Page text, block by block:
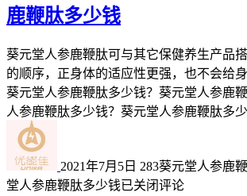
鹿鞭肽多少钱
葵元堂人参鹿鞭肽可与其它保健养生产品
的顺序，正身体的适应性更强，也不会给
葵元堂人参鹿鞭肽多少钱？葵元堂人参鹿
人参鹿鞭肽多少钱？葵元堂人参鹿鞭肽多
2021年7月5日 283葵元堂人参鹿
堂人参鹿鞭肽多少钱已关闭评论